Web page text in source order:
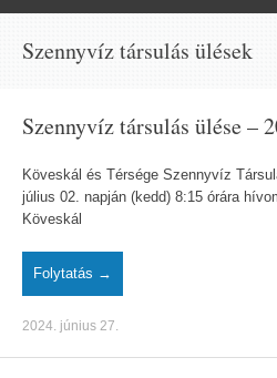
Szennyvíz társulás ülések
Szennyvíz társulás ülése –
Köveskál és Térsége Szennyvíz
július 02. napján (kedd) 8:15 órára
Köveskál
Folytatás →
2024. június 27.